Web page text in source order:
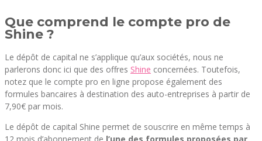
Que comprend le compte pro de
Shine ?
Le dépôt de capital ne s’applique qu’aux sociétés, nous ne
parlerons donc ici que des offres Shine concernées. Toutefois,
notez que le compte pro en ligne propose également des
formules bancaires à destination des auto-entreprises à partir de
7,90€ par mois.
Le dépôt de capital Shine permet de souscrire en même temps à